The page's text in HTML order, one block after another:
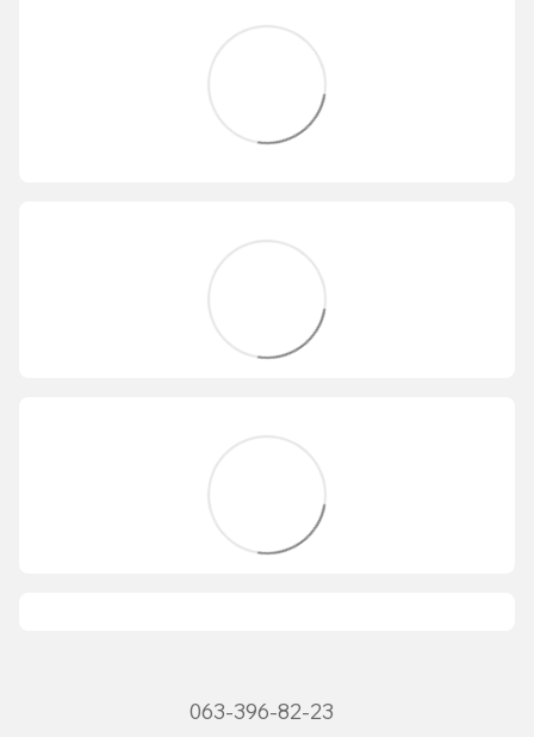
063-396-82-23